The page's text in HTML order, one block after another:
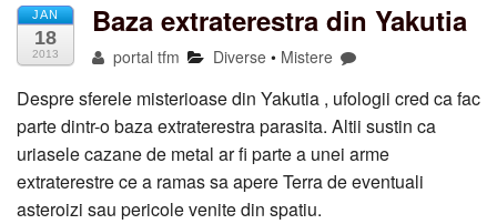
JAN
18
2013
Baza extraterestra din Yakutia
portal tfm Diverse • Mistere
Despre sferele misterioase din Yakutia , ufologii cred ca fac
parte dintr-o baza extraterestra parasita. Altii sustin ca
uriasele cazane de metal ar fi parte a unei arme
extraterestre ce a ramas sa apere Terra de eventuali
asteroizi sau pericole venite din spatiu.